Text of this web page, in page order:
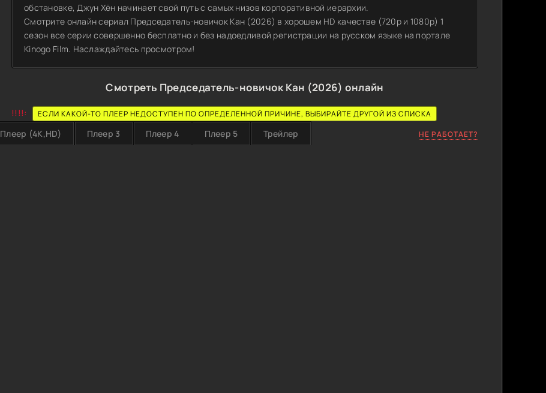
обстановке, Джун Хён начинает свой путь с самых низов корпоративной иерархии.
Смотрите онлайн сериал Председатель-новичок Кан (2026) в хорошем HD качестве (720p и 1080p) 1
сезон все серии совершенно бесплатно и без надоедливой регистрации на русском языке на портале
Kinogo Film. Наслаждайтесь просмотром!
Смотреть Председатель-новичок Кан (2026) онлайн
!!!!: ЕСЛИ КАКОЙ-ТО ПЛЕЕР НЕДОСТУПЕН ПО ОПРЕДЕЛЕННОЙ ПРИЧИНЕ, ВЫБИРАЙТЕ ДРУГОЙ ИЗ СПИСКА
Плеер (4K,HD) Плеер 3 Плеер 4 Плеер 5 Трейлер НЕ РАБОТАЕТ?